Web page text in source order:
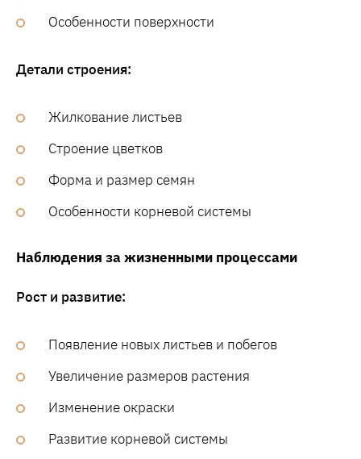
Особенности поверхности
Детали строения:
Жилкование листьев
Строение цветков
Форма и размер семян
Особенности корневой системы
Наблюдения за жизненными процессами
Рост и развитие:
Появление новых листьев и побегов
Увеличение размеров растения
Изменение окраски
Развитие корневой системы